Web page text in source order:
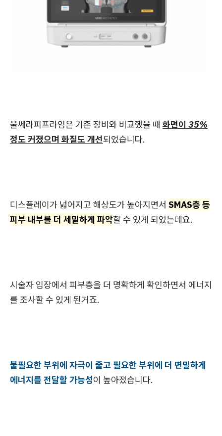
울쎄라피프라임은 기존 장비와 비교했을 때 화면이 35%
정도 커졌으며 화질도 개선되었습니다.
디스플레이가 넓어지고 해상도가 높아지면서 SMAS층 등
피부 내부를 더 세밀하게 파악할 수 있게 되었는데요.
시술자 입장에서 피부층을 더 명확하게 확인하면서 에너지
를 조사할 수 있게 된거죠.
불필요한 부위에 자극이 줄고 필요한 부위에 더 면밀하게
에너지를 전달할 가능성이 높아졌습니다.